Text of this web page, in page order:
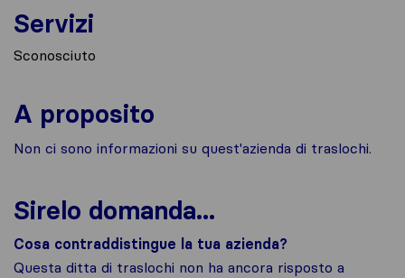
Servizi
Sconosciuto
A proposito
Non ci sono informazioni su quest'azienda di traslochi.
Sirelo domanda...
Cosa contraddistingue la tua azienda?
Questa ditta di traslochi non ha ancora risposto a